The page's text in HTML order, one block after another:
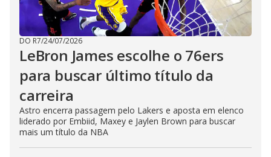
DO R7/24/07/2026
LeBron James escolhe o 76ers
para buscar último título da
carreira
Astro encerra passagem pelo Lakers e aposta em elenco
liderado por Embiid, Maxey e Jaylen Brown para buscar
mais um título da NBA